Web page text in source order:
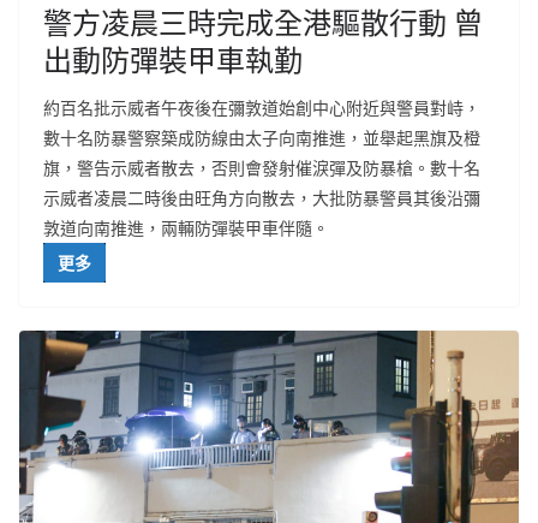
警方凌晨三時完成全港驅散行動 曾
出動防彈裝甲車執勤
約百名批示威者午夜後在彌敦道始創中心附近與警員對峙，
數十名防暴警察築成防線由太子向南推進，並舉起黑旗及橙
旗，警告示威者散去，否則會發射催淚彈及防暴槍。數十名
示威者凌晨二時後由旺角方向散去，大批防暴警員其後沿彌
敦道向南推進，兩輛防彈裝甲車伴隨。
更多